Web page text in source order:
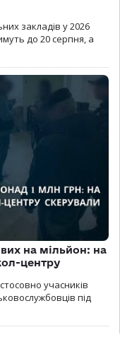
закладів у 2026
до 20 серпня, а
на мільйон: на
центру
учасників
під